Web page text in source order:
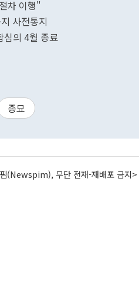
차 이행"
사전통지
심의 4월 종료
종묘
(Newspim), 무단 전재-재배포 금지>